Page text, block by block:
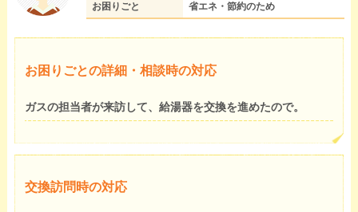
お困りごと 省エネ・節約のため
お困りごとの詳細・相談時の対応
ガスの担当者が来訪して、給湯器を交換を進めたので。
交換訪問時の対応